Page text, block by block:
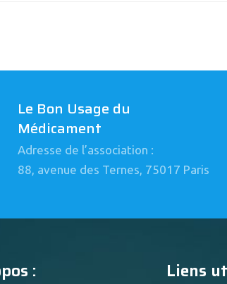
Le Bon Usage du
Médicament
Adresse de l’association :
88, avenue des Ternes, 75017 Paris
: Liens